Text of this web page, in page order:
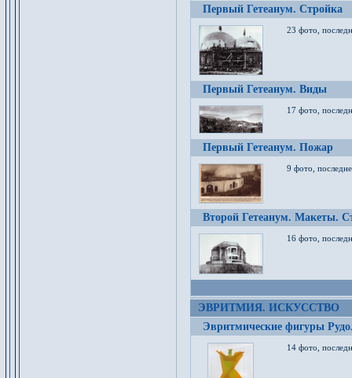
Первый Гетеанум. Стройка
23 фото,
Первый Гетеанум. Виды
17 фото,
Первый Гетеанум. Пожар
9 фото,
Второй Гетеанум. Макеты.
16 фото,
ЭВРИТМИЯ. ИСКУССТВО
Эвритмические фигуры
14 фото,